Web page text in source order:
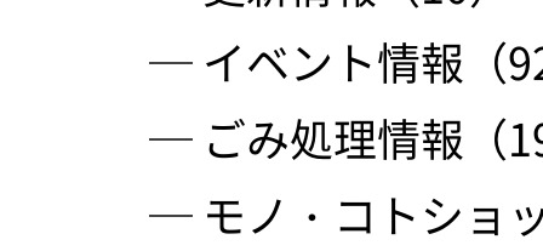
─ イベント情報（
─ ごみ処理情報（
─ モノ・コトショ